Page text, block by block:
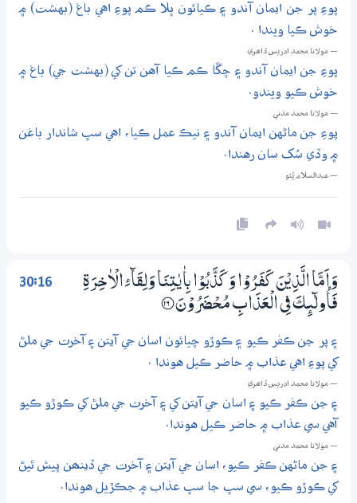
پوءِ پر جن ايمان آندو ۽ ڪيائون ڀلا ڪم پوءِ اهي باغ (بهشت) ۾
خوش ڪيا ويندا .
— مولانا محمد ادريس ڏاھري
پوءِ جن ايمان آندو ۽ چڱا ڪم ڪيا آهن تن کي (بهشت جي) باغ ۾
خوش ڪيو ويندو.
— مولانا محمد مدني
پوءِ جن ماڻهن ايمان آندو ۽ نيڪ عمل ڪيا، اهي سڀ شاندار باغن
۾ وڏي سُک سان رهندا.
— عبدالسلام ڀُٽو
30:16
وَاَمَّا الَّذِيْنَ كَفَرُوْا وَكَذَّبُوْا بِاٰيٰتِنَا وَلِقَاۗئِ الْاٰخِرَةِ
فَاُولٰۗىِٕكَ فِي الْعَذَابِ مُـحْضَرُوْنَ ؀16
۽ پر جن ڪفر ڪيو ۽ ڪوڙو چيائون اسان جي آيتن ۽ آخرت جي ملڻ
کي پوءِ اهي عذاب ۾ حاضر ڪيل هوندا .
— مولانا محمد ادريس ڏاھري
۽ جن ڪفر ڪيو ۽ اسان جي آيتن کي ۽ آخرت جي ملڻ کي ڪوڙو ڪيو
آهي سي عذاب ۾ حاضر ڪيل هوندا.
— مولانا محمد مدني
۽ جن ماڻهن ڪفر ڪيو، اسان جي آيتن ۽ آخرت جي ڏينھن پيش ٿيڻ
کي ڪوڙو ڪيو، سي سڀ جا سڀ عذاب ۾ جڪڙيل هوندا.